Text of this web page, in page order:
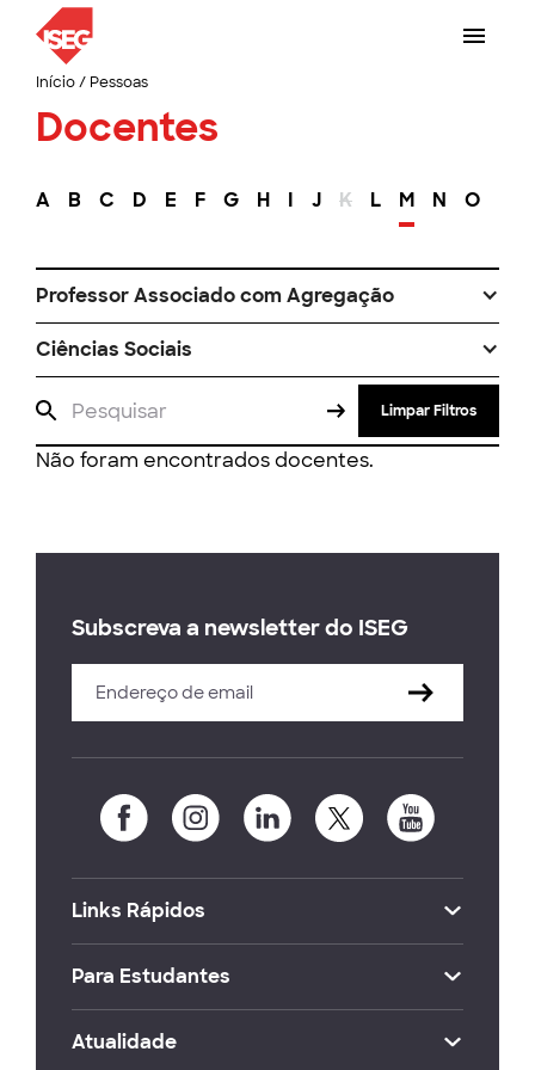
Início/ Pessoas
Docentes
A B C D E F G H I J K L M N O
Professor Associado com Agregação
Ciências Sociais
Limpar Filtros
Não foram encontrados docentes.
Subscreva a newsletter do ISEG
Links Rápidos
Para Estudantes
Atualidade